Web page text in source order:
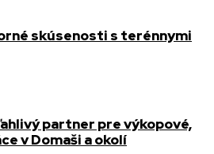
skúsenosti s terénnymi
partner pre výkopové,
v Domaši a okolí